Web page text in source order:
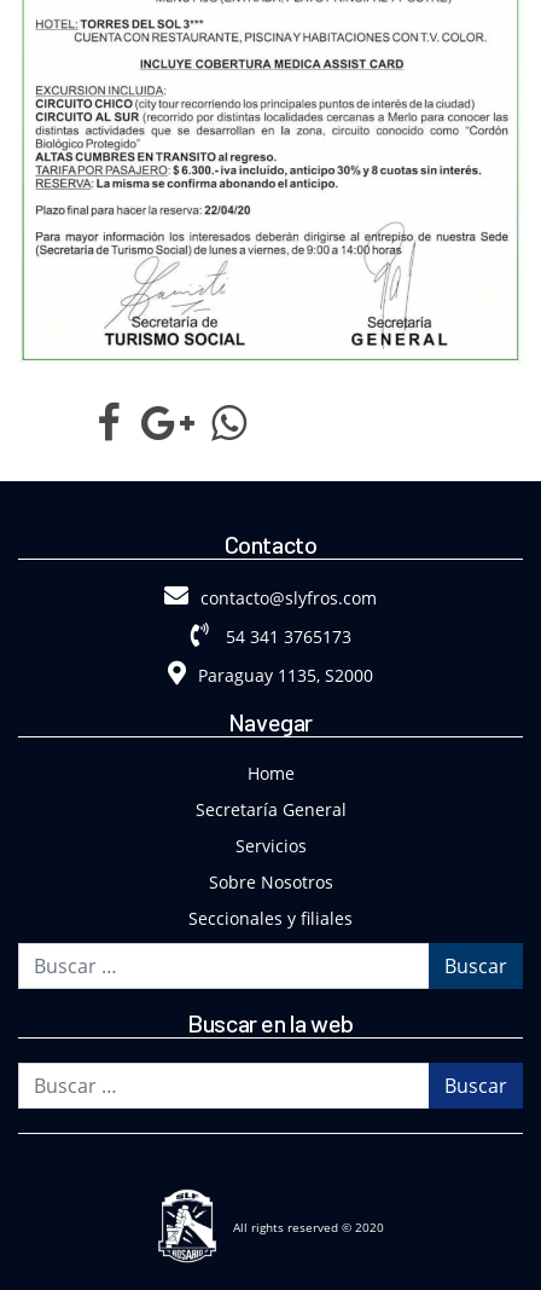
Contacto
contacto@slyfros.com
54 341 3765173
Paraguay 1135, S2000
Navegar
Home
Secretaría General
Servicios
Sobre Nosotros
Seccionales y filiales
Buscar en la web
All rights reserved © 2020